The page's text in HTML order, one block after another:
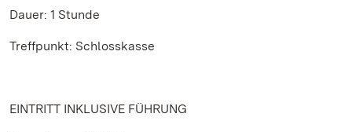
Dauer: 1 Stunde
Treffpunkt: Schlosskasse
EINTRITT INKLUSIVE FÜHRUNG